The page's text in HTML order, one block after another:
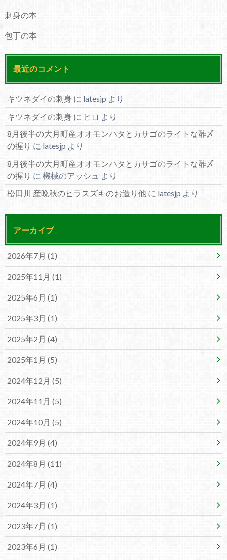
刺身の本
包丁の本
最近のコメント
キツネダイの刺身 に latesjp より
キツネダイの刺身 に ヒロ より
8月後半の大月町産オオモンハタとカサゴのライトな酢〆
の握り に latesjp より
8月後半の大月町産オオモンハタとカサゴのライトな酢〆
の握り に 機械のアッシュ より
松田川 産晩秋のヒラスズキのお造り他に latesjp より
アーカイブ
2026年7月 (1)
2025年11月 (1)
2025年6月 (1)
2025年3月 (1)
2025年2月 (4)
2025年1月 (5)
2024年12月 (5)
2024年11月 (5)
2024年10月 (5)
2024年9月 (4)
2024年8月 (11)
2024年7月 (4)
2024年3月 (1)
2023年7月 (1)
2023年6月 (1)